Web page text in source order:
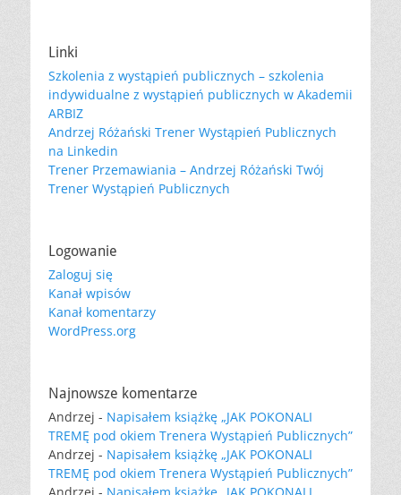
Linki
Szkolenia z wystąpień publicznych – szkolenia
indywidualne z wystąpień publicznych w Akademii
ARBIZ
Andrzej Różański Trener Wystąpień Publicznych
na Linkedin
Trener Przemawiania – Andrzej Różański Twój
Trener Wystąpień Publicznych
Logowanie
Zaloguj się
Kanał wpisów
Kanał komentarzy
WordPress.org
Najnowsze komentarze
Andrzej - Napisałem książkę „JAK POKONALI
TREMĘ pod okiem Trenera Wystąpień Publicznych”
Andrzej - Napisałem książkę „JAK POKONALI
TREMĘ pod okiem Trenera Wystąpień Publicznych”